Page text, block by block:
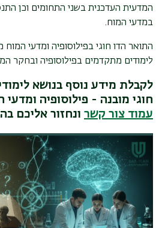
המדעית העדכנית בשני התחומים וכן
במדעי המוח.
התואר הדו חוגי בפילוסופיה ומדעי
לימודים מתקדמים בפילוסופיה ובחקר
לקבלת מידע נוסף בנושא
חוגי מובנה - פילוסופיה
עמוד צור קשר ונחזור אליכם